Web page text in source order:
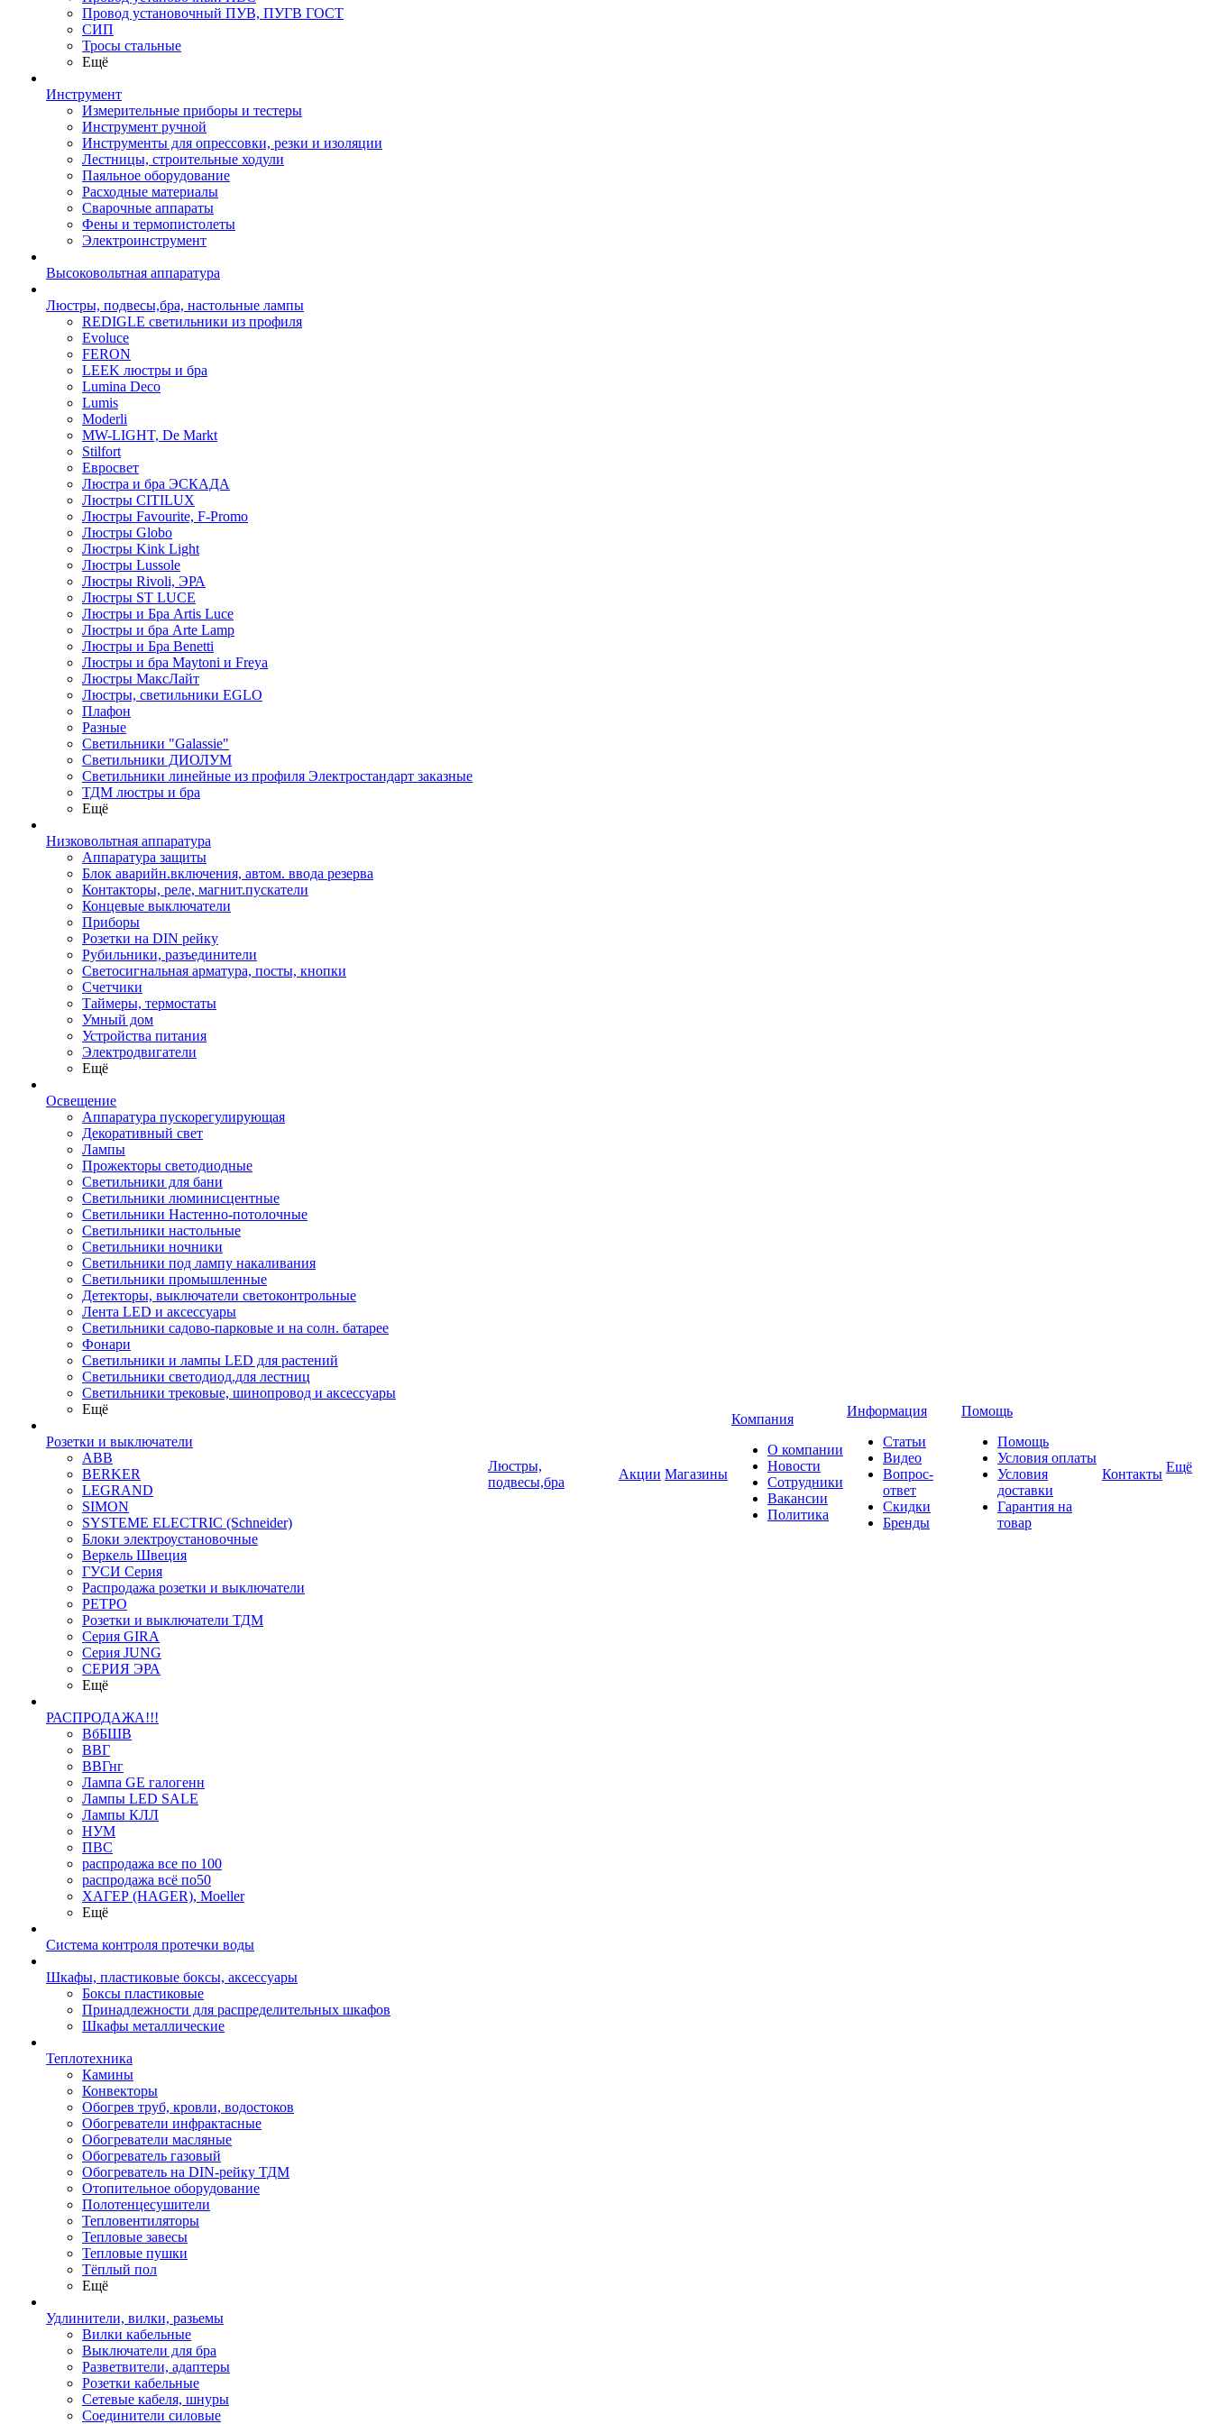
Провод установочный ПУВ, ПУГВ ГОСТ
СИП
Тросы стальные
Ещё
Инструмент
Измерительные приборы и тестеры
Инструмент ручной
Инструменты для опрессовки, резки и изоляции
Лестницы, строительные ходули
Паяльное оборудование
Расходные материалы
Сварочные аппараты
Фены и термопистолеты
Электроинструмент
Высоковольтная аппаратура
Люстры, подвесы,бра, настольные лампы
REDIGLE светильники из профиля
Evoluce
FERON
LEEK люстры и бра
Lumina Deco
Lumis
Moderli
MW-LIGHT, De Markt
Stilfort
Евросвет
Люстра и бра ЭСКАДА
Люстры CITILUX
Люстры Favourite, F-Promo
Люстры Globo
Люстры Kink Light
Люстры Lussole
Люстры Rivoli, ЭРА
Люстры ST LUCE
Люстры и Бра Artis Luce
Люстры и бра Arte Lamp
Люстры и Бра Benetti
Люстры и бра Maytoni и Freya
Люстры МаксЛайт
Люстры, светильники EGLO
Плафон
Разные
Светильники "Galassie"
Светильники ДИОЛУМ
Светильники линейные из профиля Электростандарт заказные
ТДМ люстры и бра
Ещё
Низковольтная аппаратура
Аппаратура защиты
Блок аварийн.включения, автом. ввода резерва
Контакторы, реле, магнит.пускатели
Концевые выключатели
Приборы
Розетки на DIN рейку
Рубильники, разъединители
Светосигнальная арматура, посты, кнопки
Счетчики
Таймеры, термостаты
Умный дом
Устройства питания
Электродвигатели
Ещё
Освещение
Аппаратура пускорегулирующая
Декоративный свет
Лампы
Прожекторы светодиодные
Светильники для бани
Светильники люминисцентные
Светильники Настенно-потолочные
Светильники настольные
Светильники ночники
Светильники под лампу накаливания
Светильники промышленные
Детекторы, выключатели светоконтрольные
Лента LED и аксессуары
Светильники садово-парковые и на солн. батарее
Фонари
Светильники и лампы LED для растений
Светильники светодиод.для лестниц
Светильники трековые, шинопровод и аксессуары
Ещё
Розетки и выключатели
ABB
BERKER
LEGRAND
SIMON
SYSTEME ELECTRIC (Schneider)
Блоки электроустановочные
Веркель Швеция
ГУСИ Серия
Распродажа розетки и выключатели
РЕТРО
Розетки и выключатели ТДМ
Серия GIRA
Серия JUNG
СЕРИЯ ЭРА
Ещё
РАСПРОДАЖА!!!
ВбБШВ
ВВГ
ВВГнг
Лампа GE галогенн
Лампы LED SALE
Лампы КЛЛ
НУМ
ПВС
распродажа все по 100
распродажа всё по50
ХАГЕР (HAGER), Moeller
Ещё
Система контроля протечки воды
Шкафы, пластиковые боксы, аксессуары
Боксы пластиковые
Принадлежности для распределительных шкафов
Шкафы металлические
Теплотехника
Камины
Конвекторы
Обогрев труб, кровли, водостоков
Обогреватели инфрактасные
Обогреватели масляные
Обогреватель газовый
Обогреватель на DIN-рейку ТДМ
Отопительное оборудование
Полотенцесушители
Тепловентиляторы
Тепловые завесы
Тепловые пушки
Тёплый пол
Ещё
Удлинители, вилки, разьемы
Вилки кабельные
Выключатели для бра
Разветвители, адаптеры
Розетки кабельные
Сетевые кабеля, шнуры
Соединители силовые
Люстры,
подвесы,бра
Акции Магазины
Компания
О компании
Новости
Сотрудники
Вакансии
Политика
Информация
Статьи
Видео
Вопрос-
ответ
Скидки
Бренды
Помощь
Помощь
Условия оплаты
Условия
доставки
Гарантия на
товар
Контакты Ещё